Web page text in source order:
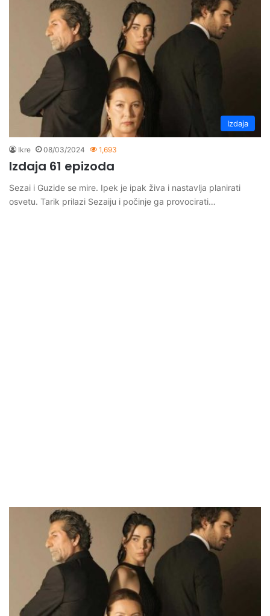
Izdaja
Ikre 08/03/2024 1,693
Izdaja 61 epizoda
Sezai i Guzide se mire. Ipek je ipak živa i nastavlja planirati
osvetu. Tarik prilazi Sezaiju i počinje ga provocirati…